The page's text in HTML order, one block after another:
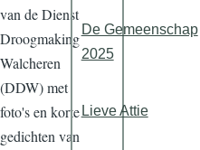
van de Dienst
Droogmaking
Walcheren
(DDW) met
foto's en korte
gedichten van
De Gemeenschap
2025
Lieve Attie